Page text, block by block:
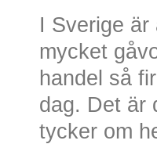
I Sverige är
mycket
handel så
dag. Det är
tycker om